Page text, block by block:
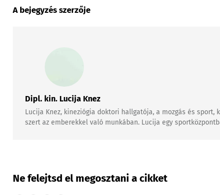
A bejegyzés szerzője
Dipl. kin. Lucija Knez
Lucija Knez, kineziógia doktori hallgatója, a mozgás és
szert az emberekkel való munkában. Lucija egy
Ne felejtsd el megosztani a cikket